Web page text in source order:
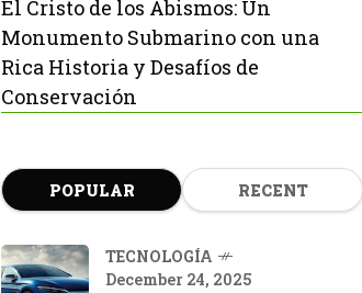
El Cristo de los Abismos: Un
Monumento Submarino con una
Rica Historia y Desafíos de
Conservación
POPULAR RECENT
TECNOLOGÍA
December 24, 2025